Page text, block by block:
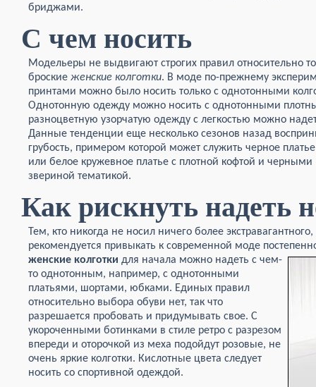
бриджами.
С чем носить
Модельеры не выдвигают строгих правил относительно
броские женские колготки. В моде по-прежнему
принтами можно было носить только с однотонными
Однотонную одежду можно носить с однотонными
разноцветную узорчатую одежду с легкостью можно
Данные тенденции еще несколько сезонов назад
грубость, примером которой может служить черное
или белое кружевное платье с плотной кофтой и
звериной тематикой.
Как рискнуть надеть
Тем, кто никогда не носил ничего более
рекомендуется привыкать к современной моде
женские колготки для начала можно надеть с чем-
то однотонным, например, с однотонными
платьями, шортами, юбками. Единых правил
относительно выбора обуви нет, так что
разрешается пробовать и придумывать свое. С
укороченными ботинками в стиле ретро с разрезом
впереди и оторочкой из меха подойдут розовые, не
очень яркие колготки. Кислотные цвета следует
носить со спортивной одеждой.